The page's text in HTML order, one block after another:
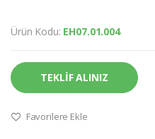
Ürün Kodu: EH07.01.004
TEKLİF ALINIZ
Favorilere Ekle